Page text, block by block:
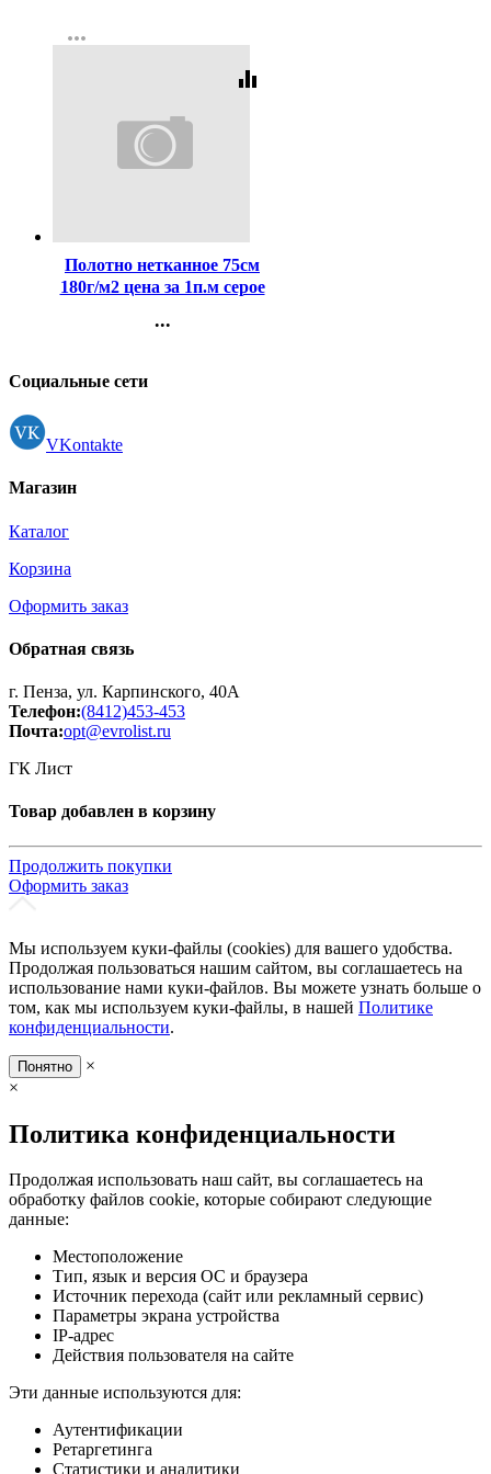
арт.5073527
Регистрация
more_horiz
equalizer
Полотно нетканное 75см
180г/м2 цена за 1п.м серое
...
Регистрация
Социальные сети
VKontakte
Магазин
Каталог
Корзина
Оформить заказ
Обратная связь
г. Пенза, ул. Карпинского, 40А
Телефон:(8412)453-453
Почта:opt@evrolist.ru
ГК Лист
Товар добавлен в корзину
Продолжить покупки
Оформить заказ
Мы используем куки-файлы (cookies) для вашего удобства.
Продолжая пользоваться нашим сайтом, вы соглашаетесь на
использование нами куки-файлов. Вы можете узнать больше о
том, как мы используем куки-файлы, в нашей Политике
конфиденциальности.
Понятно
×
×
Политика конфиденциальности
Продолжая использовать наш сайт, вы соглашаетесь на
обработку файлов cookie, которые собирают следующие
данные:
Местоположение
Тип, язык и версия ОС и браузера
Источник перехода (сайт или рекламный сервис)
Параметры экрана устройства
IP-адрес
Действия пользователя на сайте
Эти данные используются для:
Аутентификации
Ретаргетинга
Статистики и аналитики